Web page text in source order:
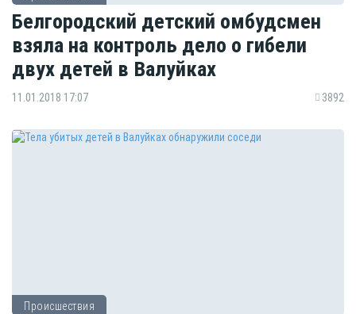
Белгородский детский омбудсмен
взяла на контроль дело о гибели
двух детей в Валуйках
11.01.2018 17:07 3892
Происшествия